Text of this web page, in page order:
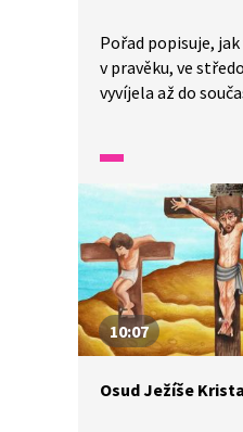
Pořad popisuje,
v pravěku, ve
vyvíjela až do
rodiny a podobu
10:07
Osud Ježíše